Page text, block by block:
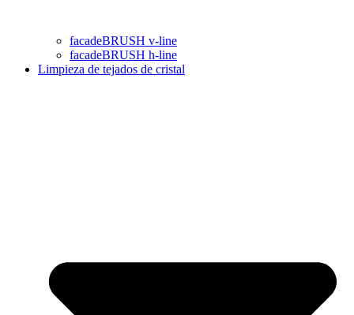
facadeBRUSH v-line
facadeBRUSH h-line
Limpieza de tejados de cristal